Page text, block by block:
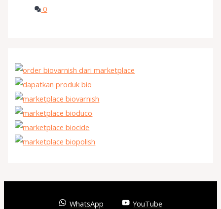
0
WhatsApp YouTube